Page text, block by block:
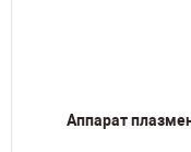
Аппарат